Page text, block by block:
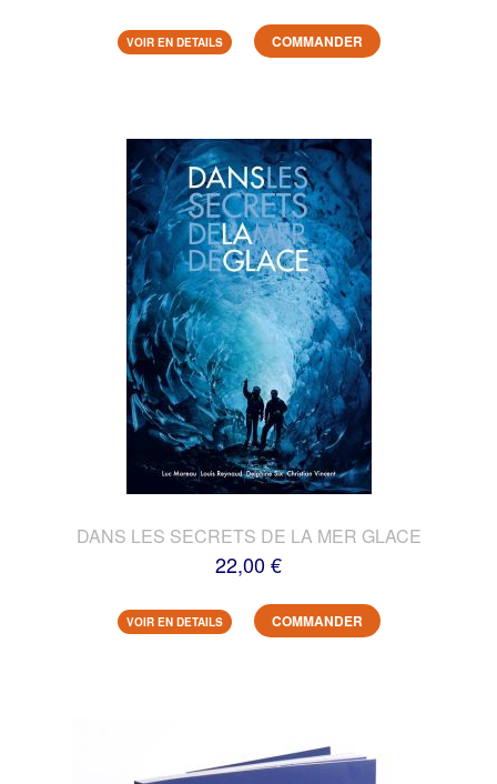
VOIR EN DETAILS COMMANDER
DANS LES SECRETS DE LA MER GLACE
22,00 €
VOIR EN DETAILS COMMANDER